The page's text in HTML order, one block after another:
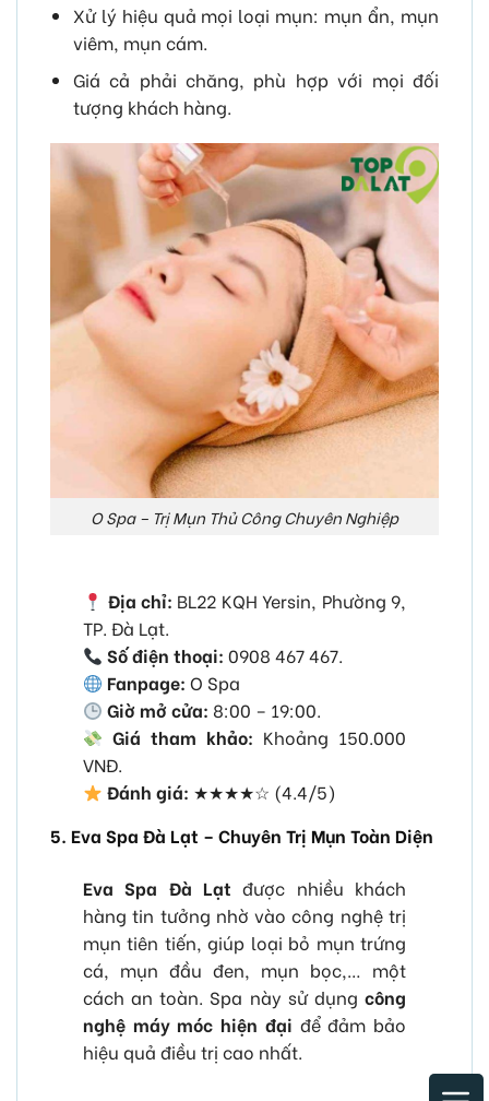
Xử lý hiệu quả mọi loại mụn: mụn ẩn, mụn
viêm, mụn cám.
Giá cả phải chăng, phù hợp với mọi đối
tượng khách hàng.
O Spa – Trị Mụn Thủ Công Chuyên Nghiệp
Địa chỉ: BL22 KQH Yersin, Phường 9,
TP. Đà Lạt.
Số điện thoại: 0908 467 467.
Fanpage: O Spa
Giờ mở cửa: 8:00 – 19:00.
Giá tham khảo: Khoảng 150.000
VNĐ.
Đánh giá: ★★★★☆ (4.4/5)
5. Eva Spa Đà Lạt – Chuyên Trị Mụn Toàn Diện
Eva Spa Đà Lạt được nhiều khách
hàng tin tưởng nhờ vào công nghệ trị
mụn tiên tiến, giúp loại bỏ mụn trứng
cá, mụn đầu đen, mụn bọc,… một
cách an toàn. Spa này sử dụng công
nghệ máy móc hiện đại để đảm bảo
hiệu quả điều trị cao nhất.